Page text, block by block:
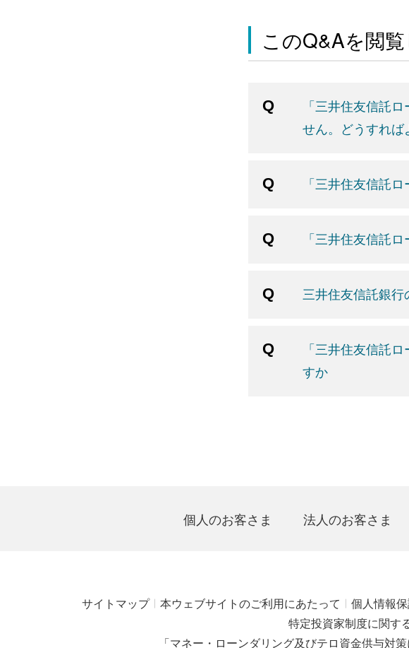
このQ&Aを閲
「三井住友信託
せん。どうすれば
「三井住友信託
「三井住友信託
三井住友信託銀
「三井住友信託
すか
個人のお客さま 法人のお客さま
サイトマップ 本ウェブサイトのご利用にあたって 個人情報
特定投資家制度に関す
「マネー・ローンダリング及びテロ資金供与対